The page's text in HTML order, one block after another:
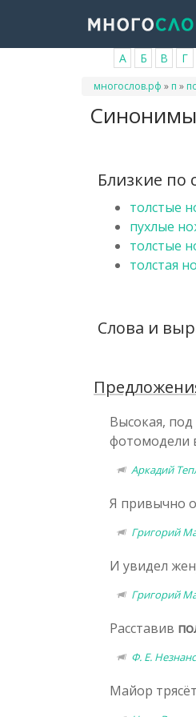
основному
А Б В Г
Вы
многослов.рф » п »
Близкие по
толстые
пухлые
толстые
толстая
Слова и
Высокая,
фотомодели
Аркадий
Я привычно
Григорий
И увидел
Григорий
Расставив
Ф. Е.
Майор